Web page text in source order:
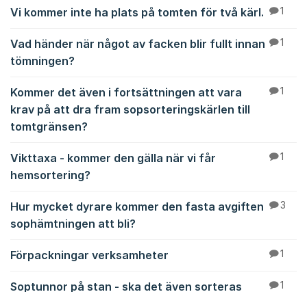
Vi kommer inte ha plats på tomten för två kärl. 1
Vad händer när något av facken blir fullt innan
tömningen?
1
Kommer det även i fortsättningen att vara
krav på att dra fram sopsorteringskärlen till
tomtgränsen?
1
Vikttaxa - kommer den gälla när vi får
hemsortering?
1
Hur mycket dyrare kommer den fasta avgiften
sophämtningen att bli?
3
Förpackningar verksamheter 1
Soptunnor på stan - ska det även sorteras 1